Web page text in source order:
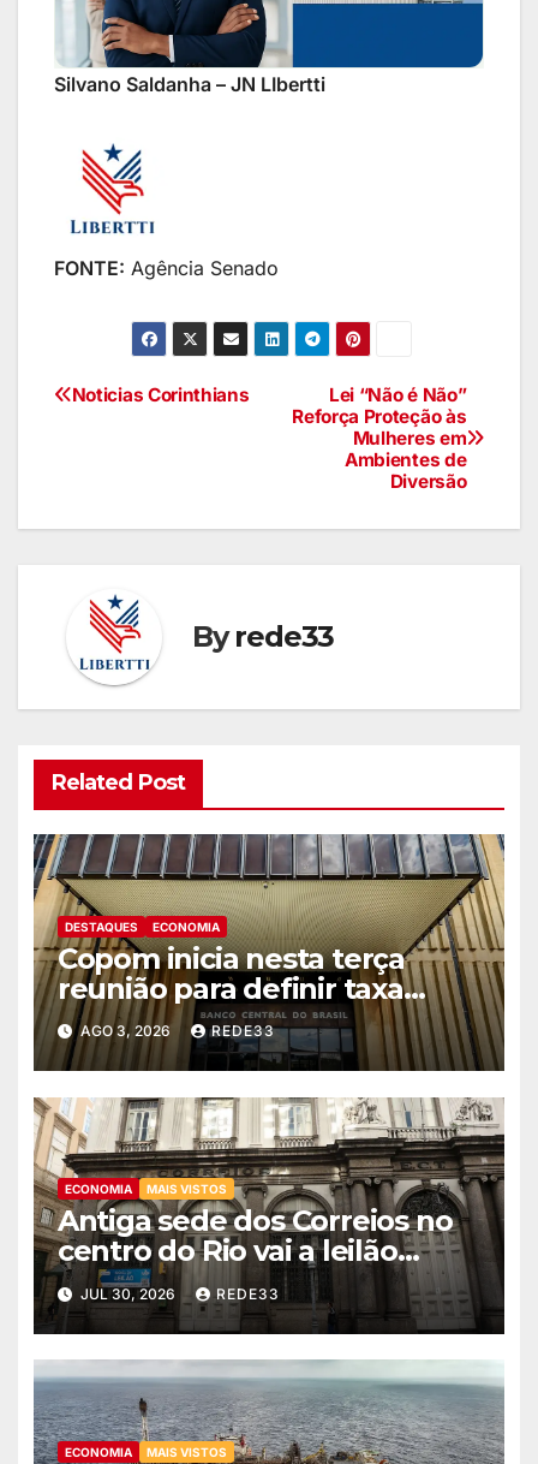
Silvano Saldanha – JN LIbertti
FONTE: Agência Senado
Lei “Não é Não”
Reforça Proteção às
Mulheres em
Ambientes de
Diversão
Noticias Corinthians
Byrede33
Related Post
DESTAQUES ECONOMIA
Copom inicia nesta terça
reunião para definir taxa
básica de juros
AGO 3, 2026 REDE33
ECONOMIA MAIS VISTOS
Antiga sede dos Correios no
centro do Rio vai a leilão
nesta quinta
JUL 30, 2026 REDE33
ECONOMIA MAIS VISTOS